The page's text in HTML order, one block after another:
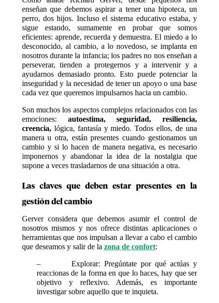
enseñan que debemos aspirar a tener una hipoteca, un
perro, dos hijos. Incluso el sistema educativo estaba, y
sigue estando, sumamente en probar que somos
eficientes: aprende, recuerda y demuestra. El miedo a lo
desconocido, al cambio, a lo novedoso, se implanta en
nosotros durante la infancia; los padres no nos enseñan a
perseverar, tienden a protegernos y a intervenir y a
ayudarnos demasiado pronto. Esto puede potenciar la
inseguridad y la necesidad de tener un apoyo o una base
cada vez que queremos impulsarnos hacia un cambio.
Son muchos los aspectos complejos relacionados con las
emociones: autoestima, seguridad, resiliencia,
creencia,lógica, fantasía y miedo. Todos ellos, de una
manera u otra, están presentes cuando gestionamos un
cambio y si lo hacen de manera negativa, es necesario
imponernos y abandonar la idea de la nostalgia que
supone a veces trasladarnos de una situación a otra.
Las claves que deben estar presentes en la
gestión del cambio
Gerver considera que debemos asumir el control de
nosotros mismos y nos ofrece distintas aplicaciones o
herramientas que nos impulsan a llevar a cabo el cambio
que deseamos y salir de la zona de confort:
– Explorar: Pregúntate por qué actúas y
reaccionas de la forma en que lo haces, hay que ser
objetivo y reflexivo. Además, es importante
investigar sobre aquello que te inquieta.